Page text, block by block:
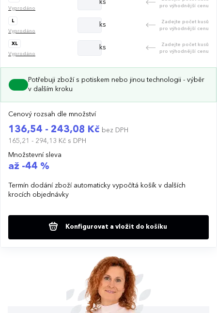
Vyprodáno
ks
pro výhodnější cenu
L
Vyprodáno
ks
Zadejte počet kusů
pro výhodnější cenu
XL
Vyprodáno
ks
Zadejte počet kusů
pro výhodnější cenu
Potřebuji zboží s potiskem nebo jinou technologii - výběr
v dalším kroku
Cenový rozsah dle množství
136,54 - 243,08 Kč bez DPH
165,21 - 294,13 Kč s DPH
Množstevní sleva
až -44 %
Termín dodání zboží automaticky vypočítá košík v dalších
krocích objednávky
Konfigurovat a vložit do košíku